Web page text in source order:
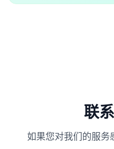
联
如果您对我们的服务